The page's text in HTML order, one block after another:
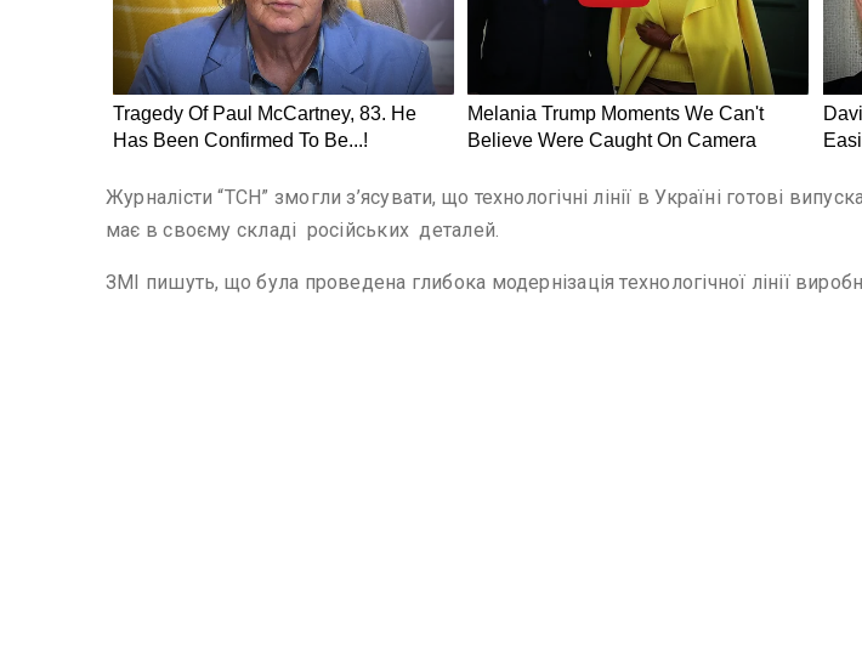
Журналісти “ТСН” змогли з’ясувати, що технологічні лінії в Україні готові
має в своєму складі російських деталей.
ЗМІ пишуть, що була проведена глибока модернізація технологічної лінії